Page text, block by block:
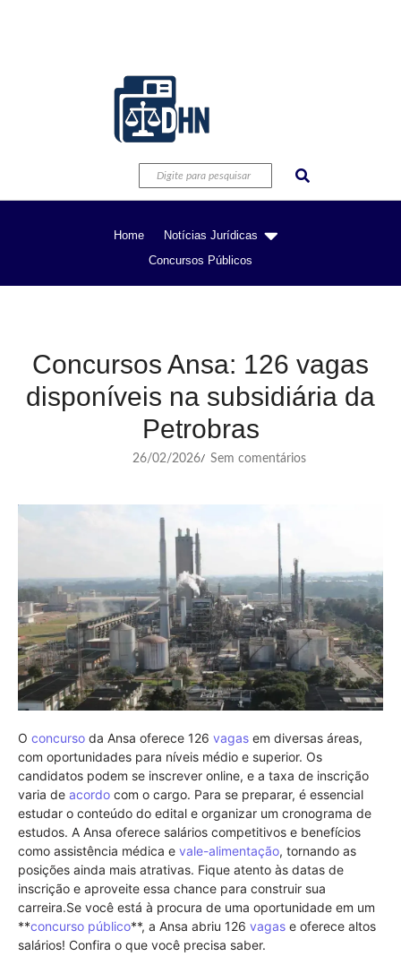
Home
Notícias Jurídicas
Concursos Públicos
Concursos Ansa: 126 vagas
disponíveis na subsidiária da
Petrobras
26/02/2026/ Sem comentários
O concurso da Ansa oferece 126 vagas em diversas áreas,
com oportunidades para níveis médio e superior. Os
candidatos podem se inscrever online, e a taxa de inscrição
varia de acordo com o cargo. Para se preparar, é essencial
estudar o conteúdo do edital e organizar um cronograma de
estudos. A Ansa oferece salários competitivos e benefícios
como assistência médica e vale-alimentação, tornando as
posições ainda mais atrativas. Fique atento às datas de
inscrição e aproveite essa chance para construir sua
carreira.Se você está à procura de uma oportunidade em um
**concurso público**, a Ansa abriu 126 vagas e oferece altos
salários! Confira o que você precisa saber.